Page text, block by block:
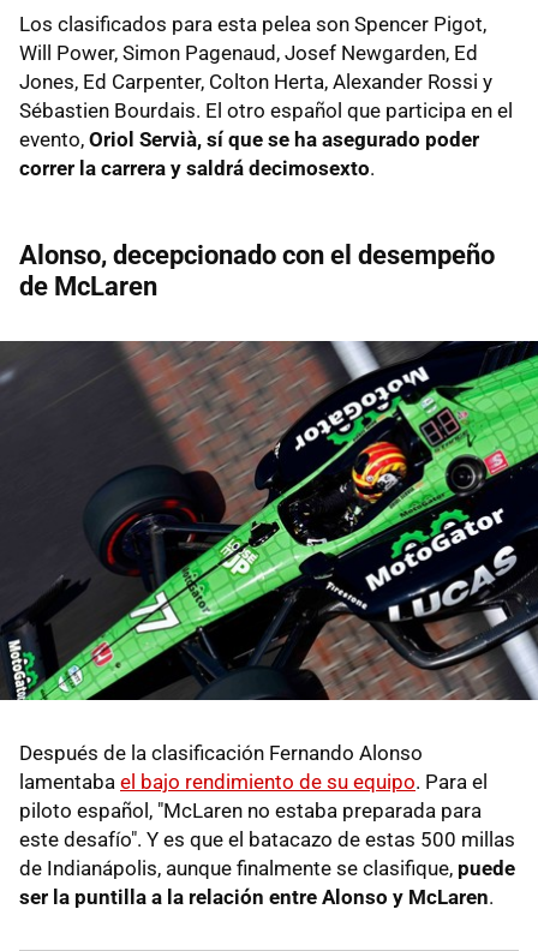
Los clasificados para esta pelea son Spencer Pigot,
Will Power, Simon Pagenaud, Josef Newgarden, Ed
Jones, Ed Carpenter, Colton Herta, Alexander Rossi y
Sébastien Bourdais. El otro español que participa en el
evento, Oriol Servià, sí que se ha asegurado poder
correr la carrera y saldrá decimosexto.
Alonso, decepcionado con el desempeño
de McLaren
Después de la clasificación Fernando Alonso
lamentaba el bajo rendimiento de su equipo. Para el
piloto español, "McLaren no estaba preparada para
este desafío". Y es que el batacazo de estas 500 millas
de Indianápolis, aunque finalmente se clasifique, puede
ser la puntilla a la relación entre Alonso y McLaren.